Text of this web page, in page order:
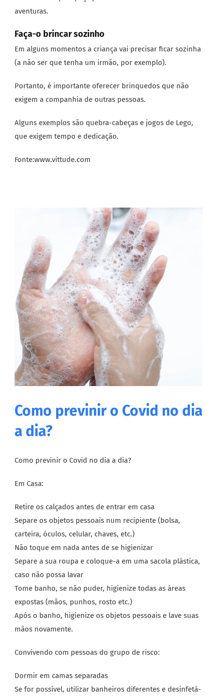
aventuras.
Faça-o brincar sozinho
Em alguns momentos a criança vai precisar ficar sozinha
(a não ser que tenha um irmão, por exemplo).
Portanto, é importante oferecer brinquedos que não
exigem a companhia de outras pessoas.
Alguns exemplos são quebra-cabeças e jogos de Lego,
que exigem tempo e dedicação.
Fonte:www.vittude.com
Como previnir o Covid no dia
a dia?
Como previnir o Covid no dia a dia?
Em Casa:
Retire os calçados antes de entrar em casa
Separe os objetos pessoais num recipiente (bolsa,
carteira, óculos, celular, chaves, etc.)
Não toque em nada antes de se higienizar
Separe a sua roupa e coloque-a em uma sacola plástica,
caso não possa lavar
Tome banho, se não puder, higienize todas as áreas
expostas (mãos, punhos, rosto etc.)
Após o banho, higienize os objetos pessoais e lave suas
mãos novamente.
Convivendo com pessoas do grupo de risco:
Dormir em camas separadas
Se for possível, utilizar banheiros diferentes e desinfetá-